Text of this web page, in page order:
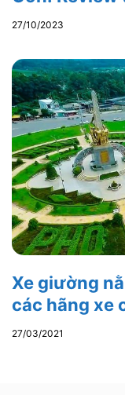
27/10/2023
Xe giường
các hãng xe
27/03/2021